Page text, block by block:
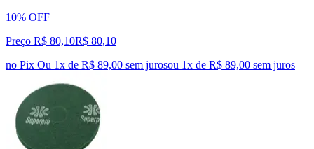
10% OFF
Preço R$ 80,10R$ 80,10
no Pix Ou 1x de R$ 89,00 sem jurosou 1x de R$ 89,00 sem juros